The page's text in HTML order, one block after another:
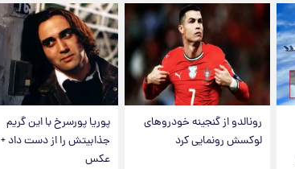
رونالدو از گنجینه خودروهای
لوکسش رونمایی کرد
پوریا پورسرخ با این گریم
جذابیتش را از دست داد +
عکس